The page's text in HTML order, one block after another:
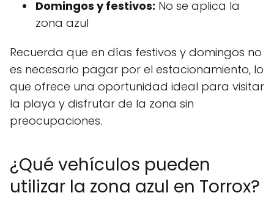
Domingos y festivos: No se aplica la
zona azul
Recuerda que en días festivos y domingos no
es necesario pagar por el estacionamiento, lo
que ofrece una oportunidad ideal para visitar
la playa y disfrutar de la zona sin
preocupaciones.
¿Qué vehículos pueden
utilizar la zona azul en Torrox?